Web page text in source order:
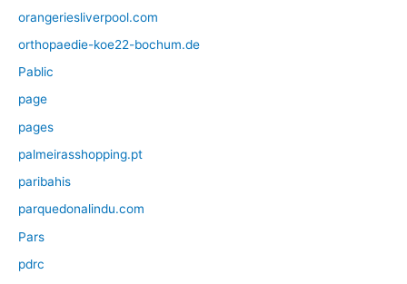
orangeriesliverpool.com
orthopaedie-koe22-bochum.de
Pablic
page
pages
palmeirasshopping.pt
paribahis
parquedonalindu.com
Pars
pdrc